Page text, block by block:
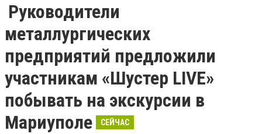
Руководители
металлургических
предприятий предложили
участникам «Шустер LIVE»
побывать на экскурсии в
Мариуполе
СЕЙЧАС